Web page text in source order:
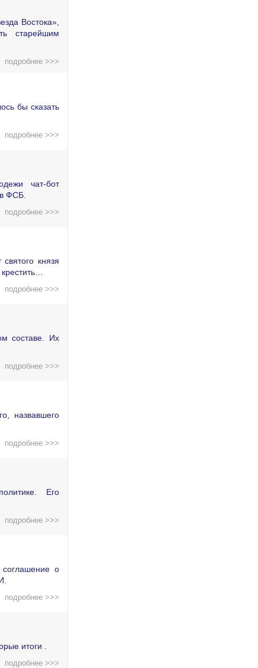
Востока»,
старейшим
подробнее >>>
бы сказать
подробнее >>>
чат-бот
ФСБ.
подробнее >>>
князя
подробнее >>>
составе. Их
подробнее >>>
назвавшего
подробнее >>>
Его
подробнее >>>
о
подробнее >>>
итоги .
подробнее >>>